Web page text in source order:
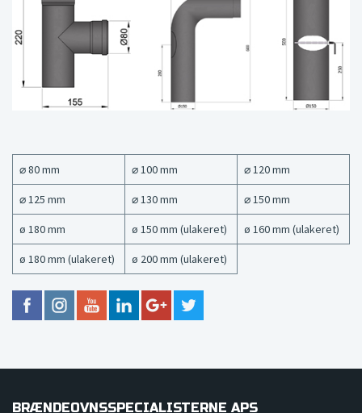
⌀ 80 mm ⌀ 100 mm ⌀ 120 mm
⌀ 125 mm ⌀ 130 mm ⌀ 150 mm
ø 180 mm ø 150 mm (ulakeret) ø 160 mm (ulakeret)
ø 180 mm (ulakeret) ø 200 mm (ulakeret)
BRÆNDEOVNSSPECIALISTERNE APS